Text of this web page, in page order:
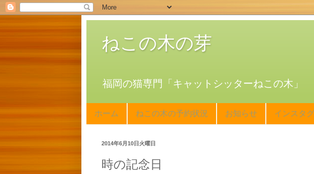
ねこの木の芽
福岡の猫専門「キャットシッターねこの木」
ホーム ねこの木の予約状況 お知らせ インスタ
2014年6月10日火曜日
時の記念日